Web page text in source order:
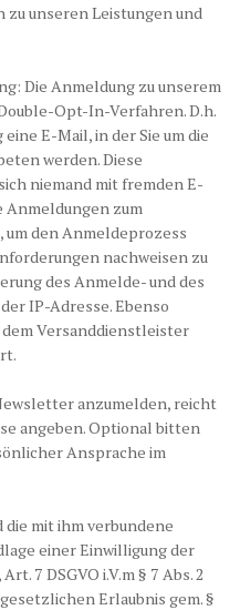
unseren Leistungen und
Die Anmeldung zu unserem
Opt-In-Verfahren. D.h.
E-Mail, in der Sie um die
werden. Diese
niemand mit fremden E-
Anmeldungen zum
den Anmeldeprozess
nachweisen zu
des Anmelde- und des
IP-Adresse. Ebenso
Versanddienstleister
anzumelden, reicht
angeben. Optional bitten
Ansprache im
mit ihm verbundene
einer Einwilligung der
7 DSGVO i.V.m § 7 Abs. 2
Erlaubnis gem. §